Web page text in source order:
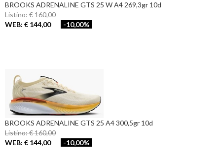
BROOKS ADRENALINE GTS 25 W A4 269,3gr 10d
Listino: € 160,00
WEB: € 144,00
-10,00%
BROOKS ADRENALINE GTS 25 A4 300,5gr 10d
Listino: € 160,00
WEB: € 144,00
-10,00%